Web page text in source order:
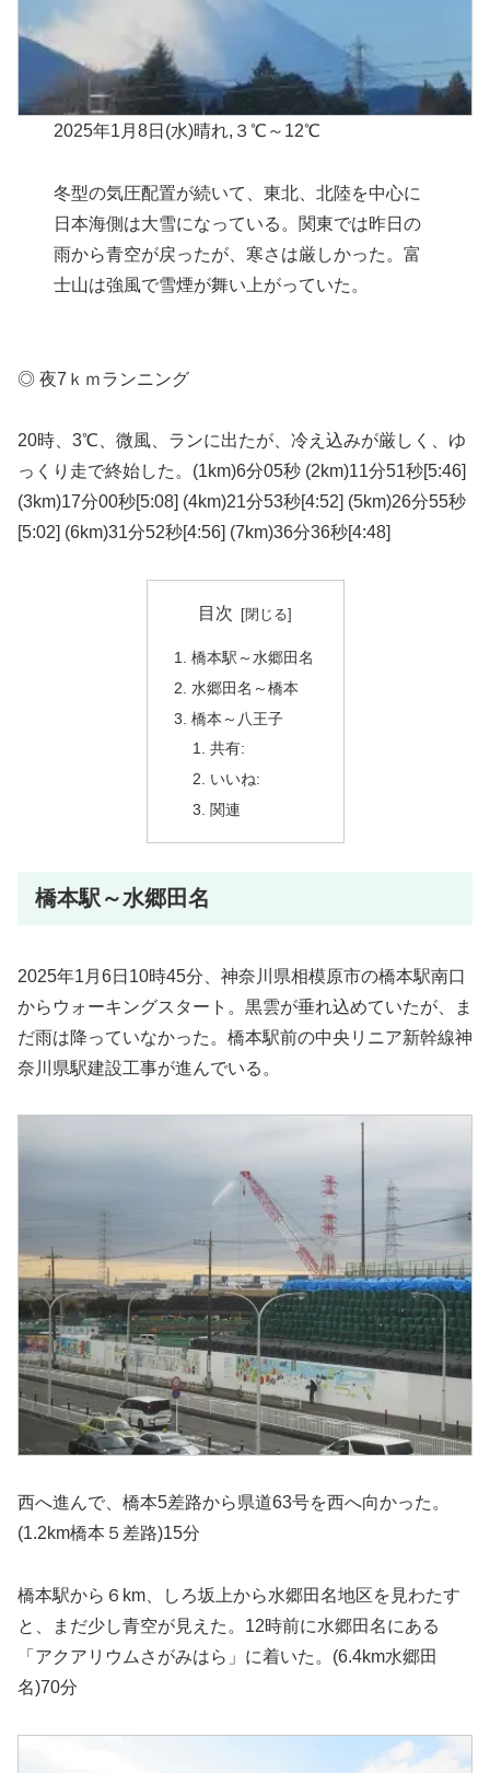
2025年1月8日(水)晴れ,３℃～12℃
冬型の気圧配置が続いて、東北、北陸を中心に
日本海側は大雪になっている。関東では昨日の
雨から青空が戻ったが、寒さは厳しかった。富
士山は強風で雪煙が舞い上がっていた。
◎ 夜7ｋｍランニング
20時、3℃、微風、ランに出たが、冷え込みが厳しく、ゆ
っくり走で終始した。(1km)6分05秒 (2km)11分51秒[5:46]
(3km)17分00秒[5:08] (4km)21分53秒[4:52] (5km)26分55秒
[5:02] (6km)31分52秒[4:56] (7km)36分36秒[4:48]
目次
橋本駅～水郷田名
水郷田名～橋本
橋本～八王子
共有:
いいね:
関連
橋本駅～水郷田名
2025年1月6日10時45分、神奈川県相模原市の橋本駅南口
からウォーキングスタート。黒雲が垂れ込めていたが、ま
だ雨は降っていなかった。橋本駅前の中央リニア新幹線神
奈川県駅建設工事が進んでいる。
西へ進んで、橋本5差路から県道63号を西へ向かった。
(1.2km橋本５差路)15分
橋本駅から６km、しろ坂上から水郷田名地区を見わたす
と、まだ少し青空が見えた。12時前に水郷田名にある
「アクアリウムさがみはら」に着いた。(6.4km水郷田
名)70分